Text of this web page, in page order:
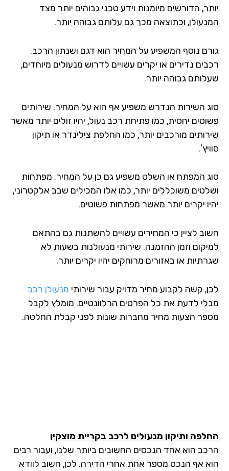
יותר, הדורשים מיומנות וידע טכני גבוהים יותר מצד
המנעולן, וכתוצאה מכך גם עלותם גבוהה יותר.
גורם נוסף המשפיע על המחיר הוא דגם ושנתון הרכב.
רכבים נדירים או יקרים עשויים לדרוש מנעולים מיוחדים,
שעלותם גבוהה יותר.
סוג השירות הנדרש משפיע אף הוא על המחיר. שירותים
פשוטים יחסית, כמו פתיחת רכב נעול, יהיו זולים יותר מאשר
שירותים מורכבים יותר, כמו החלפת צילינדר או תיקון
סוויץ'.
סוג המפתח או השלט משפיע גם כן על המחיר. מפתחות
ושלטים משוכללים יותר, כמו אלו המכילים שבב אלקטרוני,
יהיו יקרים יותר מאשר מפתחות פשוטים.
חשוב לציין כי המחירים עשויים להשתנות גם בהתאם
למיקום וזמן ההזמנה. שירותי מנעולנות בשעות לא
שגרתיות או באזורים מרוחקים יהיו יקרים יותר.
לכן, קשה לקבוע מחיר מדויק עבור שירותי מנעולן רכב
מבלי לדעת את כל הפרטים הרלוונטיים. מומלץ לקבל
מספר הצעות מחיר מחברות שונות לפני קבלת החלטה.
החלפה ותיקון מנעולים לרכב בקריית מוצקין
הרכב הוא אחד הנכסים החשובים ביותר שלנו, ועבור רבים
הוא אף הנכס מספר אחת אחרי הדירה. לכן, חשוב לוודא